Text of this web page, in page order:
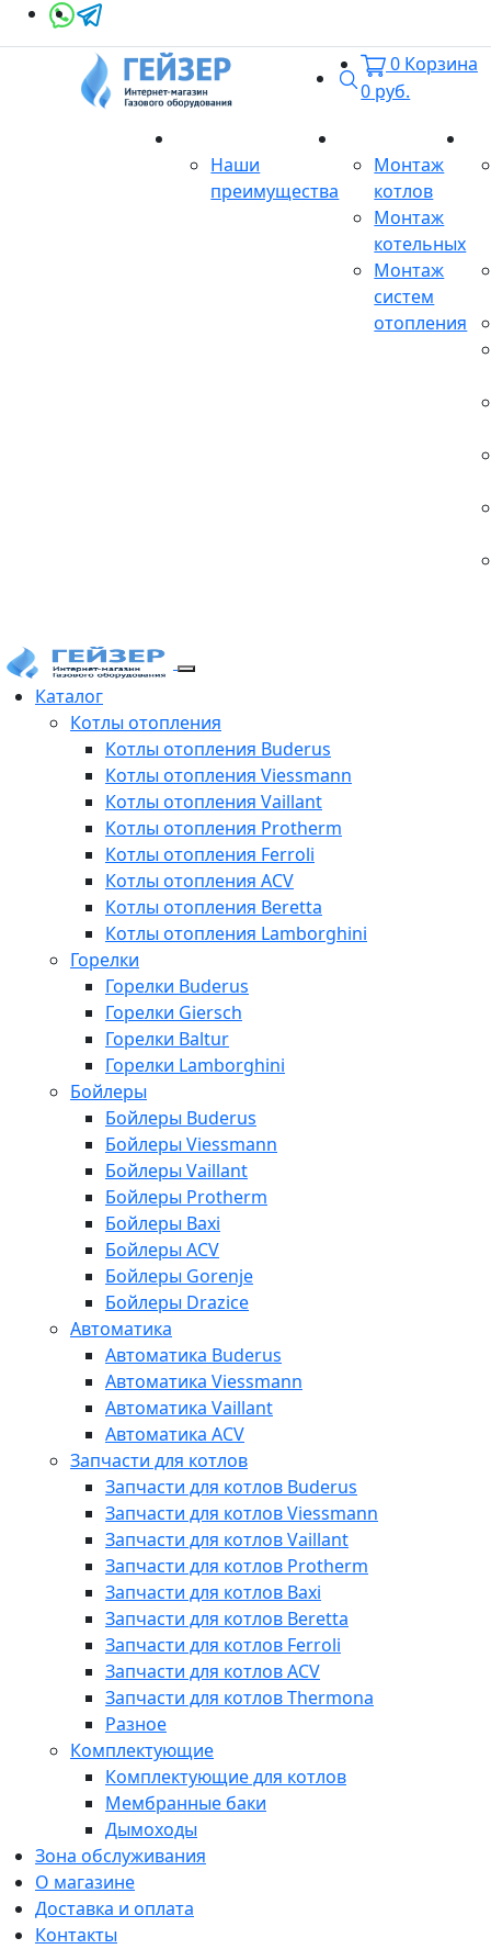
Поиск
0 Корзина
0 руб.
Наши
преимущества
Монтаж
котлов
Монтаж
котельных
Монтаж
систем
отопления
Каталог
Котлы отопления
Котлы отопления Buderus
Котлы отопления Viessmann
Котлы отопления Vaillant
Котлы отопления Protherm
Котлы отопления Ferroli
Котлы отопления ACV
Котлы отопления Beretta
Котлы отопления Lamborghini
Горелки
Горелки Buderus
Горелки Giersch
Горелки Baltur
Горелки Lamborghini
Бойлеры
Бойлеры Buderus
Бойлеры Viessmann
Бойлеры Vaillant
Бойлеры Protherm
Бойлеры Baxi
Бойлеры ACV
Бойлеры Gorenje
Бойлеры Drazice
Автоматика
Автоматика Buderus
Автоматика Viessmann
Автоматика Vaillant
Автоматика ACV
Запчасти для котлов
Запчасти для котлов Buderus
Запчасти для котлов Viessmann
Запчасти для котлов Vaillant
Запчасти для котлов Protherm
Запчасти для котлов Baxi
Запчасти для котлов Beretta
Запчасти для котлов Ferroli
Запчасти для котлов ACV
Запчасти для котлов Thermona
Разное
Комплектующие
Комплектующие для котлов
Мембранные баки
Дымоходы
Зона обслуживания
О магазине
Доставка и оплата
Контакты